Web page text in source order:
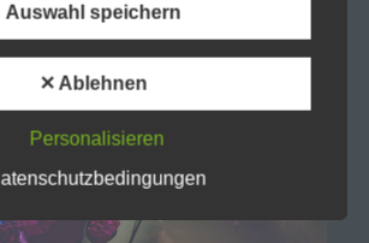
der Verarbeitung ist die
gespeicherter personenbezogener
dem Ziel, ihre künftige Verarbeitung
jede Art der automatisierten
Auswahl speichern
✕ Ablehnen
Personalisieren